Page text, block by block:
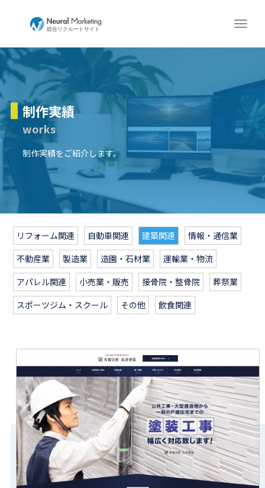
制作実績
works
制作実績をご紹介します。
リフォーム関連 自動車関連 建築関連
情報・通信業
不動産業
製造業 造園・石材業
運輸業・物流
アパレル関連
小売業・販売 接骨院・整骨院
葬祭業
スポーツジム・スクール
その他 飲食関連